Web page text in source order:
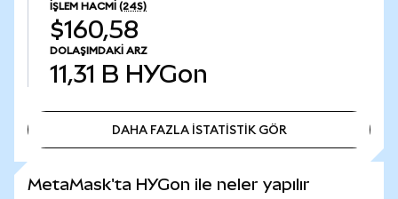
İŞLEM HACMI (24S)
$160,58
DOLAŞIMDAKI ARZ
11,31 B HYGon
DAHA FAZLA İSTATİSTİK GÖR
MetaMask'ta HYGon ile neler yapılır